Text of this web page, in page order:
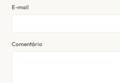
E-mail
Comentário